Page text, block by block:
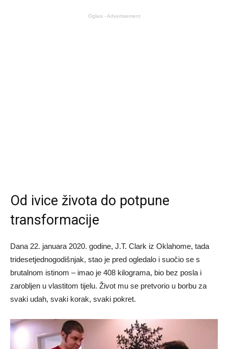
Oglasi - Advertisement
Od ivice života do potpune
transformacije
Dana 22. januara 2020. godine, J.T. Clark iz Oklahome, tada
tridesetjednogodišnjak, stao je pred ogledalo i suočio se s
brutalnom istinom – imao je 408 kilograma, bio bez posla i
zarobljen u vlastitom tijelu. Život mu se pretvorio u borbu za
svaki udah, svaki korak, svaki pokret.